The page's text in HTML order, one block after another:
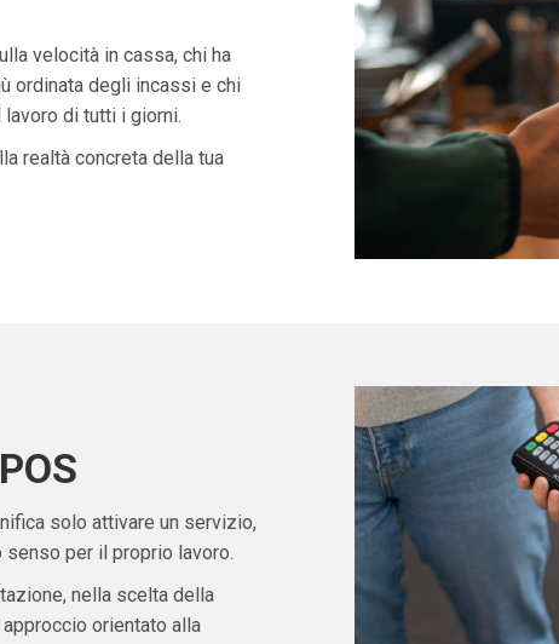
velocità in cassa, chi ha
ordinata degli incassi e chi
di tutti i giorni.
realtà concreta della tua
solo attivare un servizio,
senso per il proprio lavoro.
nella scelta della
orientato alla